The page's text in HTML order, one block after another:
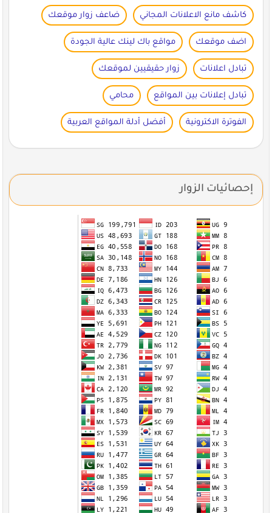
كاشف مانع الاعلانات المجاني ضاعف زوار موقعك
اضف موقعك مواقع باك لينك عالية الجودة
تبادل اعلانات زوار حقيقيين لموقعك
تبادل إعلانات بين المواقع محامي
الفوترة الاكترونية أفضل أدلة المواقع العربية
إحصائيات الزوار